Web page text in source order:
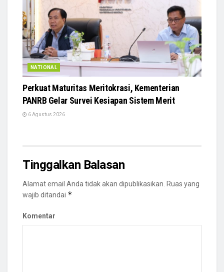
NATIONAL
Perkuat Maturitas Meritokrasi, Kementerian
PANRB Gelar Survei Kesiapan Sistem Merit
6 Agustus 2026
Tinggalkan Balasan
Alamat email Anda tidak akan dipublikasikan. Ruas yang
wajib ditandai *
Komentar